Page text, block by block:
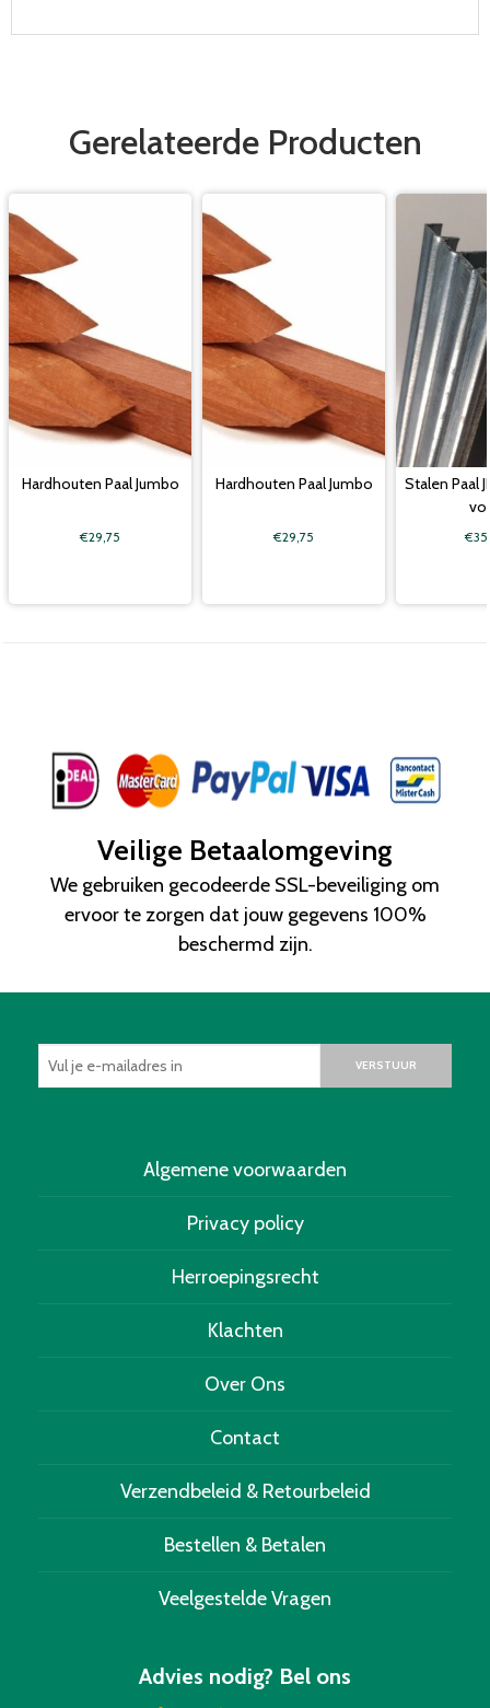
Gerelateerde Producten
Hardhouten Paal Jumbo
€29,75
Hardhouten Paal Jumbo
€29,75
Stalen Paal
Veilige Betaalomgeving
We gebruiken gecodeerde SSL-beveiliging om
ervoor te zorgen dat jouw gegevens 100%
beschermd zijn.
VERSTUUR
Algemene voorwaarden
Privacy policy
Herroepingsrecht
Klachten
Over Ons
Contact
Verzendbeleid & Retourbeleid
Bestellen & Betalen
Veelgestelde Vragen
Advies nodig? Bel ons